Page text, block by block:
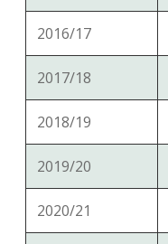
2016/17
2017/18
2018/19
2019/20
2020/21